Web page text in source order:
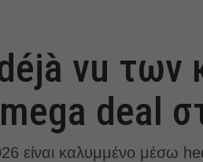
vu των
deal
είναι καλυμμένο μέσω